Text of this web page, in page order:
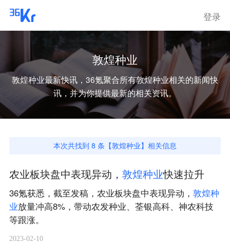
登录
敦煌种业
敦煌种业最新快讯，36氪聚合所有敦煌种业相关的新闻快
讯，并为你提供最新的相关资讯。
本次共找到 8 条【敦煌种业】相关信息
农业板块盘中表现异动， 敦煌种业快速拉升
36氪获悉，截至发稿，农业板块盘中表现异动， 敦煌种
业放量冲高8%，带动农发种业、荃银高科、神农科技
等跟涨。
2023-02-10